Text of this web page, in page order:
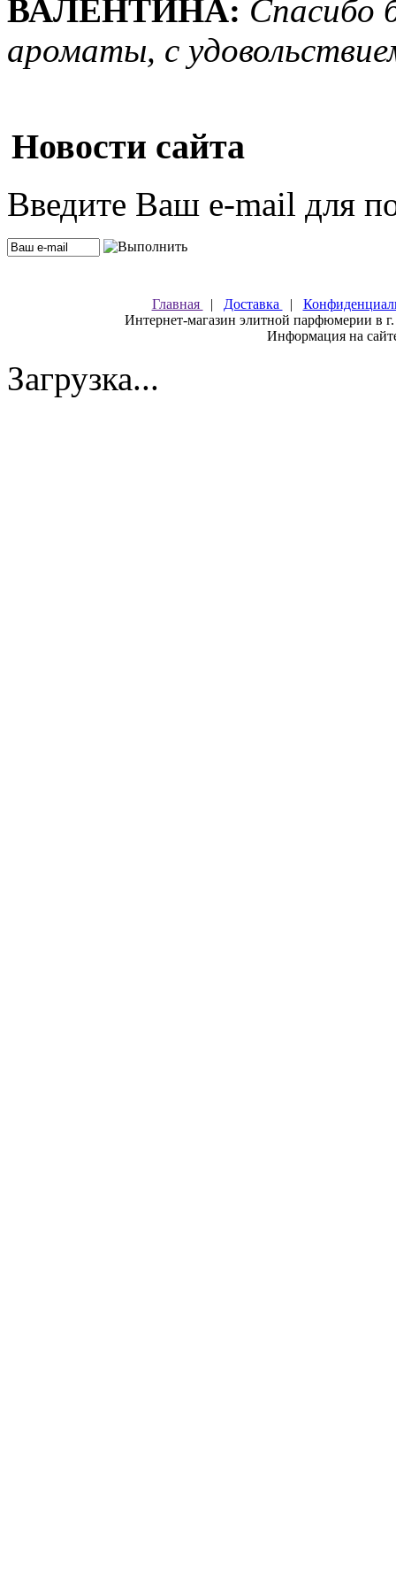
ВАЛЕНТИНА: Спасибо
ароматы, с
Новости сайта
Введите Ваш e-mail для
Главная | Доставка |
Интернет-магазин элитной парфюмерии в
Информация на
Загрузка...